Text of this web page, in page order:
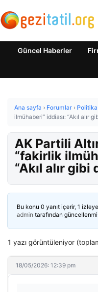
Güncel Haberler
Ana sayfa › Forumlar › Politika
ilmühaberi” iddiası: “Akıl alır
AK Partili
“fakirlik
“Akıl alır gibi
Bu konu 0 yanıt içerir, 1
admin tarafından
1 yazı görüntüleniyor
18/05/2026: 12:39 pm